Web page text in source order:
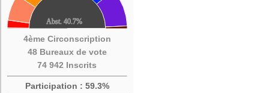
4ème Circonscription
48 Bureaux de vote
74 942 Inscrits
Participation : 59.3%